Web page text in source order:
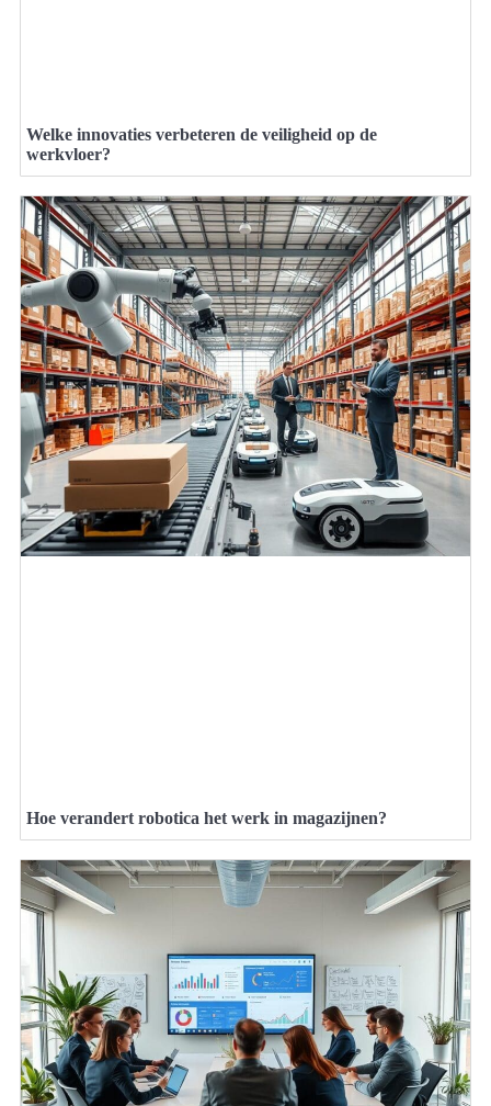
Welke innovaties verbeteren de veiligheid op de
werkvloer?
Hoe verandert robotica het werk in magazijnen?